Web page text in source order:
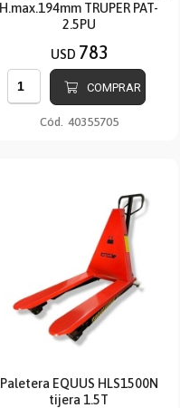
H.max.194mm TRUPER PAT-
2.5PU
USD 783
COMPRAR
Cód. 40355705
Paletera EQUUS HLS1500N
tijera 1.5T